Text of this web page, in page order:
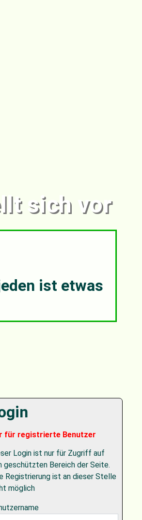
sich vor
ist etwas
für registrierte Benutzer
Login ist nur für Zugriff auf
geschützten Bereich der Seite.
Registrierung ist an dieser Stelle
möglich